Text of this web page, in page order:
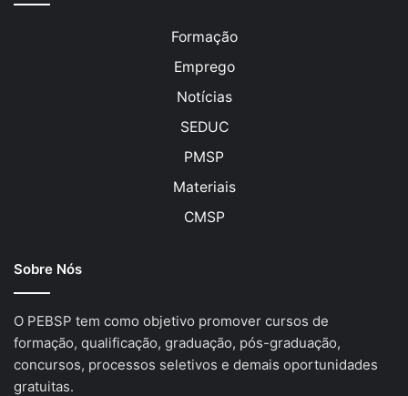
Formação
Emprego
Notícias
SEDUC
PMSP
Materiais
CMSP
Sobre Nós
O PEBSP tem como objetivo promover cursos de
formação, qualificação, graduação, pós-graduação,
concursos, processos seletivos e demais oportunidades
gratuitas.